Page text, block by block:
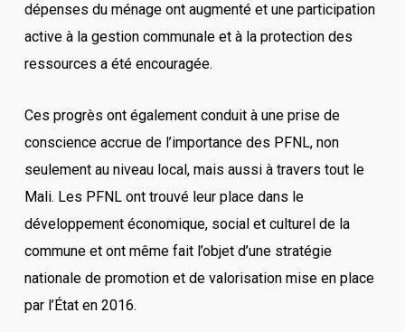
dépenses du ménage ont augmenté et une participation
active à la gestion communale et à la protection des
ressources a été encouragée.
Ces progrès ont également conduit à une prise de
conscience accrue de l’importance des PFNL, non
seulement au niveau local, mais aussi à travers tout le
Mali. Les PFNL ont trouvé leur place dans le
développement économique, social et culturel de la
commune et ont même fait l’objet d’une stratégie
nationale de promotion et de valorisation mise en place
par l’État en 2016.